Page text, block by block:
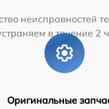
неисправностей
в течение 2
Оригинальные